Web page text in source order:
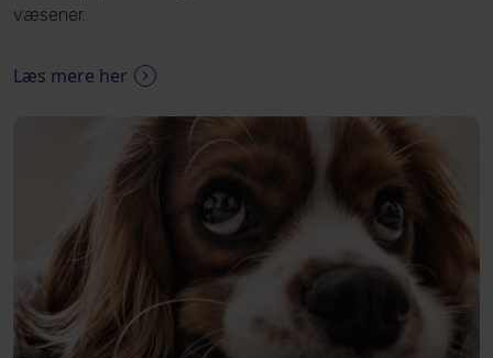
væsener.
Læs mere her